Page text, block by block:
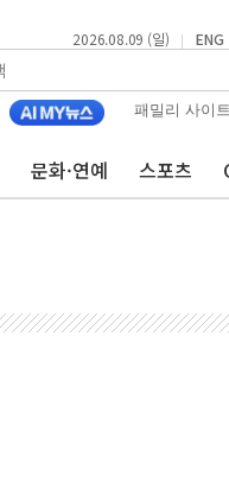
2026.08.09 (일) | ENG
패밀리 사이트
문화·연예 스포츠
·지원 '총력'
45.42% vs 鄭 44.56%
후보
정청래 42.08%
래 39.89% 송영길 7.47%